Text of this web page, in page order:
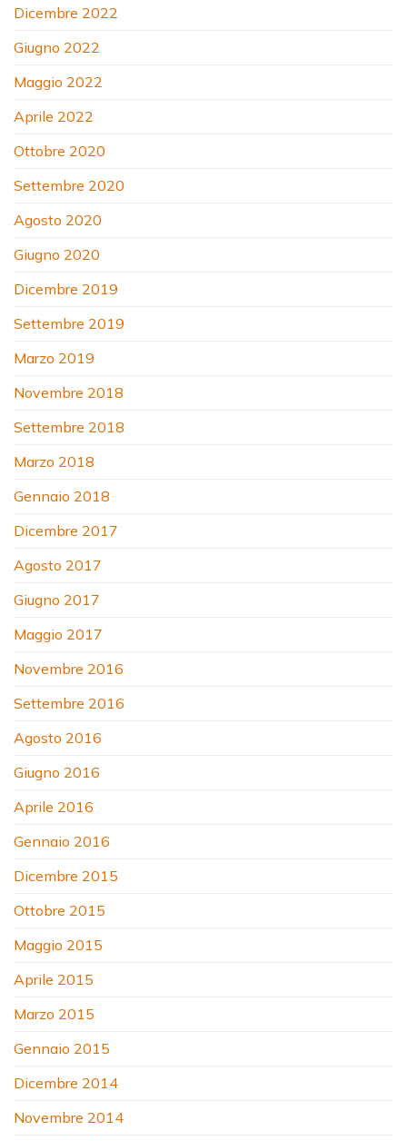
Dicembre 2022
Giugno 2022
Maggio 2022
Aprile 2022
Ottobre 2020
Settembre 2020
Agosto 2020
Giugno 2020
Dicembre 2019
Settembre 2019
Marzo 2019
Novembre 2018
Settembre 2018
Marzo 2018
Gennaio 2018
Dicembre 2017
Agosto 2017
Giugno 2017
Maggio 2017
Novembre 2016
Settembre 2016
Agosto 2016
Giugno 2016
Aprile 2016
Gennaio 2016
Dicembre 2015
Ottobre 2015
Maggio 2015
Aprile 2015
Marzo 2015
Gennaio 2015
Dicembre 2014
Novembre 2014